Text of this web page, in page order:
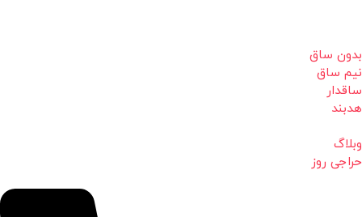
بدون ساق
نیم ساق
ساقدار
هدبند
وبلاگ
حراجی روز